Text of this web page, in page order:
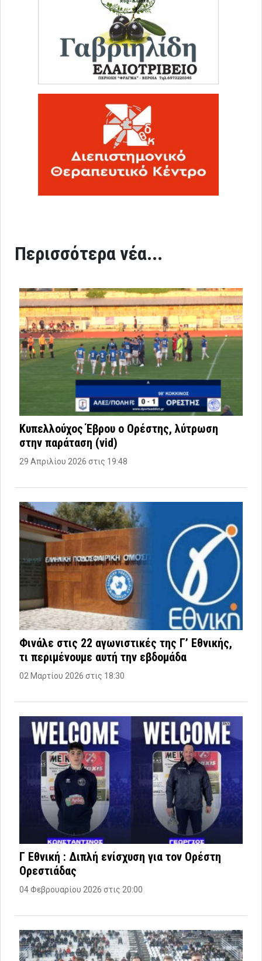
Περισσότερα νέα...
Κυπελλούχος Έβρου ο Ορέστης, λύτρωση
στην παράταση (vid)
29 Απριλίου 2026 στις 19:48
Φινάλε στις 22 αγωνιστικές της Γ’ Εθνικής,
τι περιμένουμε αυτή την εβδομάδα
02 Μαρτίου 2026 στις 18:30
Γ Εθνική : Διπλή ενίσχυση για τον Ορέστη
Ορεστιάδας
04 Φεβρουαρίου 2026 στις 20:00